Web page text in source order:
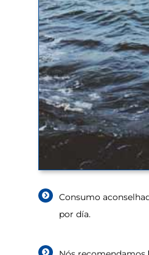
Consumo
por día.